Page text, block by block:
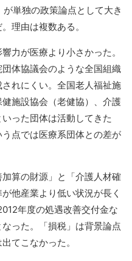
単独の政策論点として大き
理由は複数ある。
力が医療より小さかった。
体協議会のような全国組織
れにくい。全国老人福祉施
施設協会（老健協）、介護
った団体は活動してきた
点では医療系団体との差が
算の財源」と「介護人材確
他産業より低い状況が長く
年度の処遇改善交付金な
った。「損税」は背景論点
てこなかった。